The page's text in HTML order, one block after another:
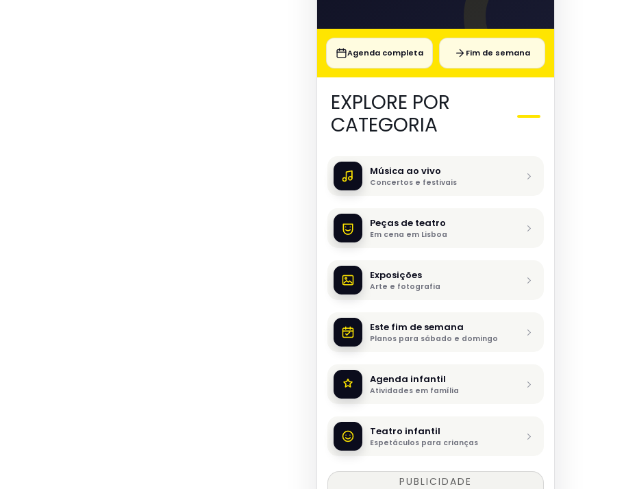
Agenda completa Fim de semana
EXPLORE POR
CATEGORIA
Música ao vivo
Concertos e festivais
Peças de teatro
Em cena em Lisboa
Exposições
Arte e fotografia
Este fim de semana
Planos para sábado e domingo
Agenda infantil
Atividades em família
Teatro infantil
Espetáculos para crianças
PUBLICIDADE